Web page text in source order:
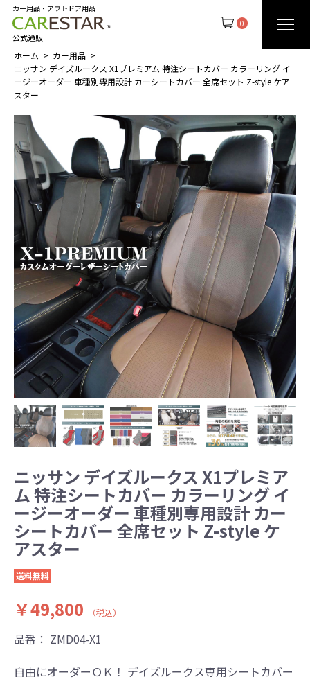
0
カー用品・アウトドア用品
公式通販
ホーム
カー用品
ニッサン デイズルークス X1プレミアム 特注シートカバー カラーリング イ
ージーオーダー 車種別専用設計 カーシートカバー 全席セット Z-style ケア
スター
ニッサン デイズルークス X1プレミア
ム 特注シートカバー カラーリング イ
ージーオーダー 車種別専用設計 カー
シートカバー 全席セット Z-style ケ
アスター
送料無料
￥49,800 （税込）
品番： ZMD04-X1
自由にオーダーＯＫ！ デイズルークス専用シートカバー